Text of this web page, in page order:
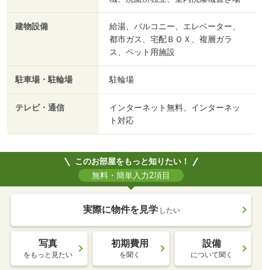
建物設備
給湯、バルコニー、エレベーター、
都市ガス、宅配ＢＯＸ、複層ガラ
ス、ペット用施設
駐車場・駐輪場 駐輪場
テレビ・通信
インターネット無料、インターネッ
ト対応
このお部屋をもっと知りたい！
無料・簡単入力2項目
実際に物件を見学 したい
写真
をもっと見たい
初期費用
を聞く
設備
について聞く